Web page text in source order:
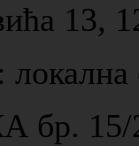
13,
бр. 15/